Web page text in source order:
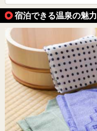
宿泊できる温泉の魅力